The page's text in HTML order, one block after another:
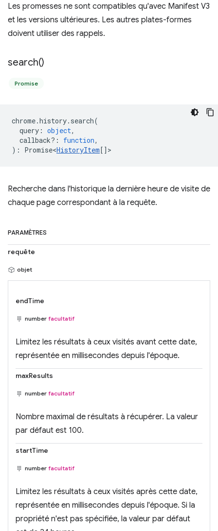
Les promesses ne sont compatibles qu'avec Manifest V3
et les versions ultérieures. Les autres plates-formes
doivent utiliser des rappels.
search()
Promise
chrome.history. search(
query : object,
callback? : function,
) : Promise<HistoryItem[] >
Recherche dans l'historique la dernière heure de visite de
chaque page correspondant à la requête.
PARAMÈTRES
requête
objet
endTime
number facultatif
Limitez les résultats à ceux visités avant cette date,
représentée en millisecondes depuis l'époque.
maxResults
number facultatif
Nombre maximal de résultats à récupérer. La valeur
par défaut est 100.
startTime
number facultatif
Limitez les résultats à ceux visités après cette date,
représentée en millisecondes depuis l'époque. Si la
propriété n'est pas spécifiée, la valeur par défaut